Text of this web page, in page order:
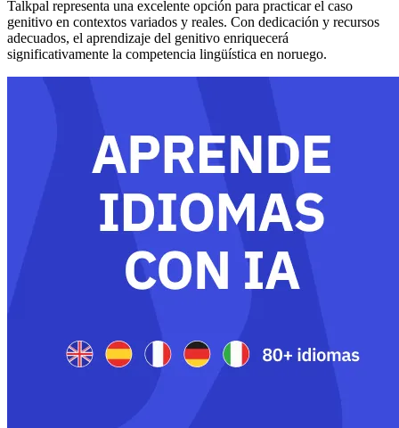
Talkpal representa una excelente opción para practicar el caso
genitivo en contextos variados y reales. Con dedicación y recursos
adecuados, el aprendizaje del genitivo enriquecerá
significativamente la competencia lingüística en noruego.